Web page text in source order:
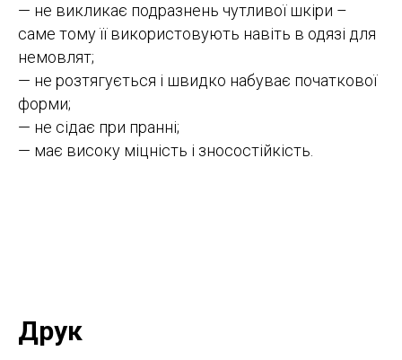
— не викликає подразнень чутливої ​​шкіри –
саме тому її використовують навіть в одязі для
немовлят;
— не розтягується і швидко набуває початкової
форми;
— не сідає при пранні;
— має високу міцність і зносостійкість.
Друк